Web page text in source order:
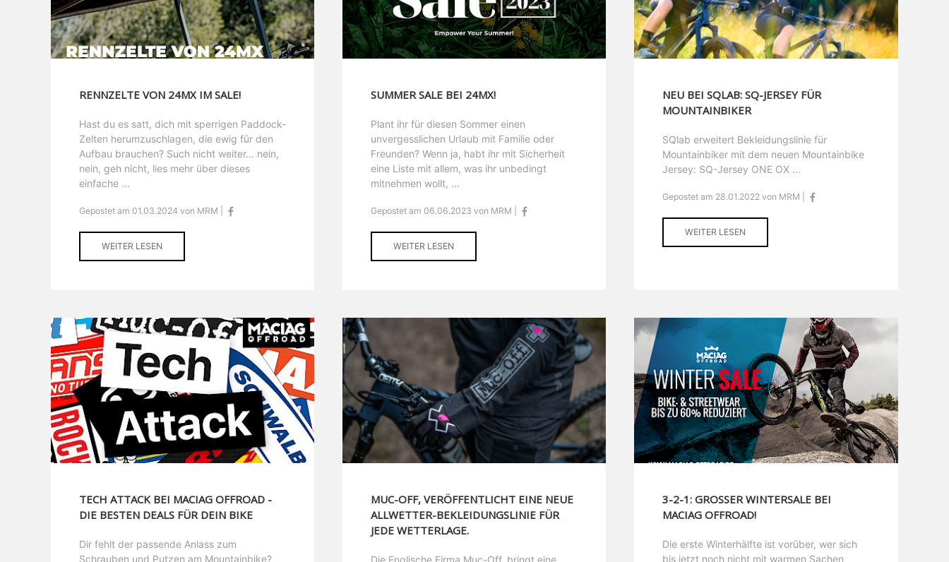
RENNZELTE VON 24MX IM SALE!
Hast du es satt, dich mit sperrigen Paddock-
Zelten herumzuschlagen, die ewig für den
Aufbau brauchen? Such nicht weiter... nein,
nein, geh nicht, lies mehr über dieses
einfache ...
Gepostet am 01.03.2024 von MRM |
WEITER LESEN
SUMMER SALE BEI 24MX!
Plant ihr für diesen Sommer einen
unvergesslichen Urlaub mit Familie oder
Freunden? Wenn ja, habt ihr mit Sicherheit
eine Liste mit allem, was ihr unbedingt
mitnehmen wollt, ...
Gepostet am 06.06.2023 von MRM |
WEITER LESEN
NEU BEI SQLAB: SQ-JERSEY FÜR
MOUNTAINBIKER
SQlab erweitert Bekleidungslinie für
Mountainbiker mit dem neuen Mountainbike
Jersey: SQ-Jersey ONE OX ...
Gepostet am 28.01.2022 von MRM |
WEITER LESEN
TECH ATTACK BEI MACIAG OFFROAD -
DIE BESTEN DEALS FÜR DEIN BIKE
Dir fehlt der passende Anlass zum
Schrauben und Putzen am Mountainbike?
MUC-OFF, VERÖFFENTLICHT EINE NEUE
ALLWETTER-BEKLEIDUNGSLINIE FÜR
JEDE WETTERLAGE.
3-2-1: GROSSER WINTERSALE BEI M
ACIAG OFFROAD!
Die erste Winterhälfte ist vorüber, wer sich
bis jetzt noch nicht mit warmen Sachen